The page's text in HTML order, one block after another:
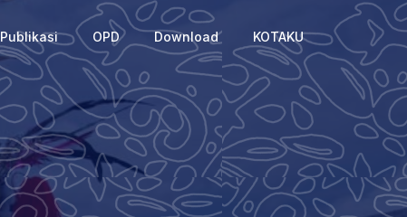
Publikasi OPD Download KOTAKU